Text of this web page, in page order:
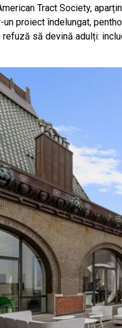
Tract Society,
proiect îndelungat,
să devină adulți: